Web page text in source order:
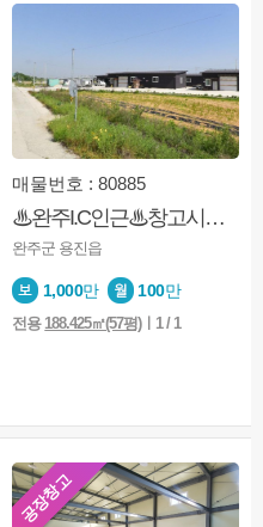
매물번호 : 80885
♨완주I.C인근♨창고시설♨융자없음♨층고6미터♨주차OK
완주군 용진읍
1,000만 100만
전용 188.425㎡(57평)ㅣ1 / 1
공장창고